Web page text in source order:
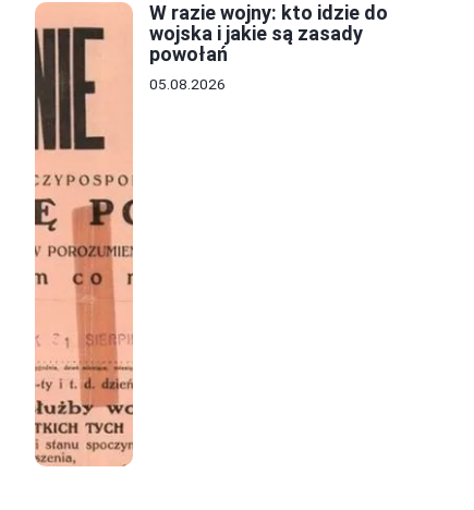
W razie wojny: kto idzie do
wojska i jakie są zasady
powołań
05.08.2026